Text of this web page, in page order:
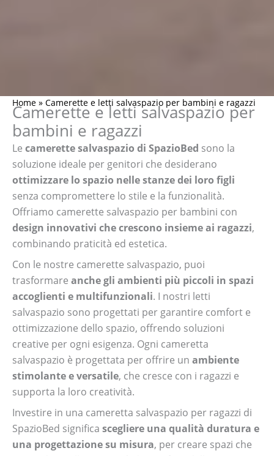
Home » Camerette e letti salvaspazio per bambini e ragazzi
Camerette e letti salvaspazio per
bambini e ragazzi
Le camerette salvaspazio di SpazioBed sono la
soluzione ideale per genitori che desiderano
ottimizzare lo spazio nelle stanze dei loro figli
senza compromettere lo stile e la funzionalità.
Offriamo camerette salvaspazio per bambini con
design innovativi che crescono insieme ai ragazzi,
combinando praticità ed estetica.
Con le nostre camerette salvaspazio, puoi
trasformare anche gli ambienti più piccoli in spazi
accoglienti e multifunzionali. I nostri letti
salvaspazio sono progettati per garantire comfort e
ottimizzazione dello spazio, offrendo soluzioni
creative per ogni esigenza. Ogni cameretta
salvaspazio è progettata per offrire un ambiente
stimolante e versatile, che cresce con i ragazzi e
supporta la loro creatività.
Investire in una cameretta salvaspazio per ragazzi di
SpazioBed significa scegliere una qualità duratura e
una progettazione su misura, per creare spazi che